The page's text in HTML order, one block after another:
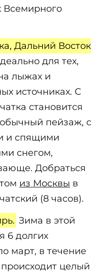
Всемирного
Дальний Восток
для тех,
лыжах и
источниках. С
становится
пейзаж, с
и спящими
снегом,
Добраться
из Москвы в
(8 часов).
Зима в этой
6 долгих
март, в течение
целый